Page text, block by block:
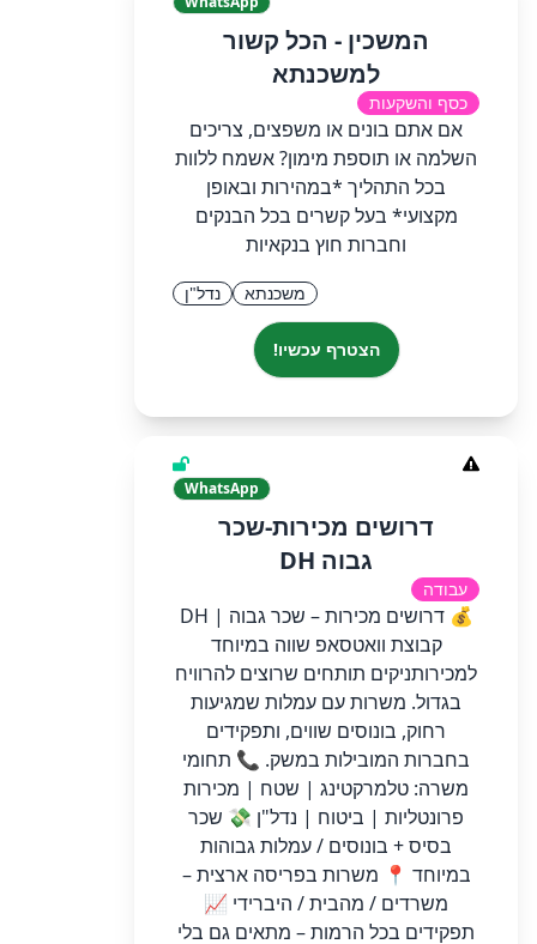
המשכין - הכל קשור
למשכנתא
כסף והשקעות
אם אתם בונים או משפצים, צריכים
השלמה או תוספת מימון? אשמח ללוות
בכל התהליך *במהירות ובאופן
מקצועי* בעל קשרים בכל הבנקים
וחברות חוץ בנקאיות
משכנתא נדל"ן
הצטרף עכשיו!
WhatsApp
דרושים מכירות-שכר
גבוה DH
עבודה
💰 דרושים מכירות – שכר גבוה | DH
קבוצת וואטסאפ שווה במיוחד
למכירותניקים תותחים שרוצים להרוויח
בגדול. משרות עם עמלות שמגיעות
רחוק, בונוסים שווים, ותפקידים
בחברות המובילות במשק. 📞 תחומי
משרה: טלמרקטינג | שטח | מכירות
פרונטליות | ביטוח | נדל"ן 💸 שכר
בסיס + בונוסים / עמלות גבוהות
במיוחד 📍 משרות בפריסה ארצית –
משרדים / מהבית / היברידי 📈
תפקידים בכל הרמות – מתאים גם בלי